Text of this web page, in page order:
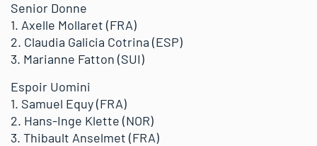
Senior Donne
1. Axelle Mollaret (FRA)
2. Claudia Galicia Cotrina (ESP)
3. Marianne Fatton (SUI)
Espoir Uomini
1. Samuel Equy (FRA)
2. Hans-Inge Klette (NOR)
3. Thibault Anselmet (FRA)